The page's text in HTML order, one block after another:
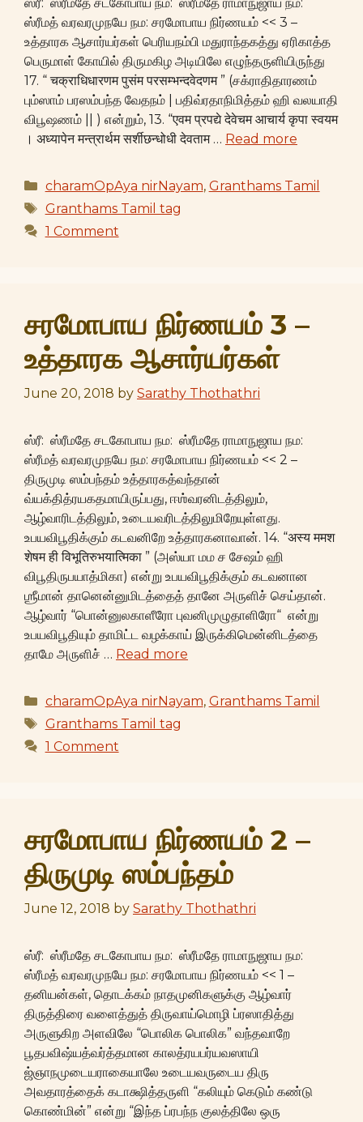
ஸ்ரீமத் வரவரமுநயே நம: சரமோபாய நிர்ணயம் << 3 –
உத்தாரக ஆசார்யர்கள் பெரியநம்பி மதுராந்தகத்து ஏரிகாத்த
பெருமாள் கோயில் திருமகிழ அடியிலே எழுந்தருளியிருந்து
17. “ चक्राधिधारणम पुसंम परसम्भन्दवेदणम ” (சக்ராதிதாரணம்
பும்ஸாம் பரஸம்பந்த வேதநம் | பதிவ்ரதாநிமித்தம் ஹி வலயாதி
விபூஷணம் || ) என்றும், 13. “एवम प्रपद्ये देवेचम आचार्य कृपा स्वयम
। अध्यापेन मन्त्रार्थम सर्शीछन्धोधी देवताम … Read more
Categories
charamOpAya nirNayam, Granthams Tamil
Tags
Granthams Tamil tag
1 Comment
சரமோபாய நிர்ணயம் 3 –
உத்தாரக ஆசார்யர்கள்
June 20, 2018 by Sarathy Thothathri
ஸ்ரீ: ஸ்ரீமதே சடகோபாய நம: ஸ்ரீமதே ராமாநுஜாய நம:
ஸ்ரீமத் வரவரமுநயே நம: சரமோபாய நிர்ணயம் << 2 –
திருமுடி ஸம்பந்தம் உத்தாரகத்வந்தான்
வ்யக்தித்ரயகதமாயிருப்பது, ஈஶ்வரனிடத்திலும்,
ஆழ்வாரிடத்திலும், உடையவரிடத்திலுமிறேயுள்ளது.
உபயவிபூதிக்கும் கடவனிறே உத்தாரகனாவான். 14. “अस्य ममश
शेषम ही विभूतिरुभयात्मिका ” (அஸ்யா மம ச சேஷம் ஹி
விபூதிருபயாத்மிகா) என்று உபயவிபூதிக்கும் கடவனான
ஶ்ரீமான் தானென்னுமிடத்தைத் தானே அருளிச் செய்தான்.
ஆழ்வார் “பொன்னுலகாளீரோ புவனிமுழுதாளிரோ“ என்று
உபயவிபூதியும் தாமிட்ட வழக்காய் இருக்கிமென்னிடத்தை
தாமே அருளிச் … Read more
Categories
charamOpAya nirNayam, Granthams Tamil
Tags
Granthams Tamil tag
1 Comment
சரமோபாய நிர்ணயம் 2 –
திருமுடி ஸம்பந்தம்
June 12, 2018 by Sarathy Thothathri
ஸ்ரீ: ஸ்ரீமதே சடகோபாய நம: ஸ்ரீமதே ராமாநுஜாய நம:
ஸ்ரீமத் வரவரமுநயே நம: சரமோபாய நிர்ணயம் << 1 –
தனியன்கள், தொடக்கம் நாதமுனிகளுக்கு ஆழ்வார்
திருத்திரை வளைத்துத் திருவாய்மொழி ப்ரஸாதித்து
அருளுகிற அளவிலே “பொலிக பொலிக” வந்தவாறே
பூதபவிஷ்யத்வர்த்தமான காலத்ரயபர்யவஸாயி
ஜ்ஞாநமுடையராகையாலே உடையவருடைய திரு
அவதாரத்தைக் கடாக்ஷித்தருளி “கலியும் கெடும் கண்டு
கொண்மின்” என்று “இந்த ப்ரபந்ந குலத்திலே ஒரு